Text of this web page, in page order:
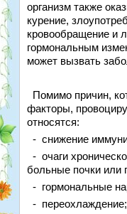
организм также
курение,
кровообращение и
гормональным
может вызвать
Помимо причин,
факторы,
относятся:
- снижение
- очаги
больные почки или
- гормональные
- переохлаждение;